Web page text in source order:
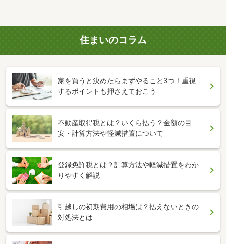
住まいのコラム
家を買うと決めたらまずやること3つ！重視
するポイントも押さえておこう
不動産取得税とは？いくら払う？金額の目
安・計算方法や軽減措置について
登録免許税とは？計算方法や軽減措置をわか
りやすく解説
引越しの初期費用の相場は？払えないときの
対処法とは